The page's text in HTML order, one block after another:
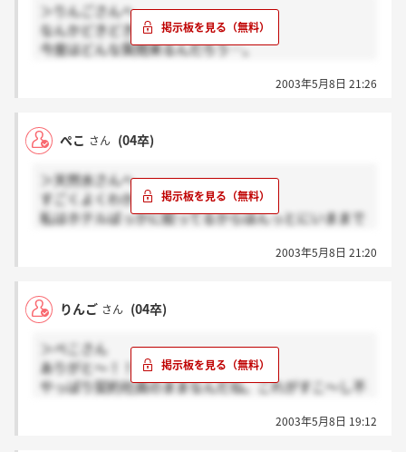
＞りんごさんへ
なんかどきどきするね。
今度はどんな質問来るんだろう…。
私わがまま言って、最終の16時半くらいにしてもらっ
いいよってサイシタさんが言ってくださったよ。結構
親身に相談乗ってくださって、さすがfour seasons！
お互い楽しんでこようね★
2003年5月8日 21:26
ぺこ さん (04卒)
＞天然水さんへ
すごくよくわかる！！
私はホテルばっかに絞ってるからほんっとにいままで
同じ事は言うし（お客様の満足、とか）そういうのに
るよ。でもその中で、ちょっと違う企業も見てみよう
と思って、ホテルのスチュアード業務専門の企業の説
こじゃない、私、ホテルで働きたい」ってピカーンっ
て思ったの。だから他を見てくるのもよかったなって
思ったよ。また燃えてきたって言うか。
ルっていうサービスの最高峰っていうか、サービスメ
2003年5月8日 21:20
りんご さん (04卒)
＞ぺこさん
ありがと～！！
やっぱり契約社員のままなんだね。これがすこ～し不
るよ！落ちたら、なんて考えずに突き進もう！！
2003年5月8日 19:12